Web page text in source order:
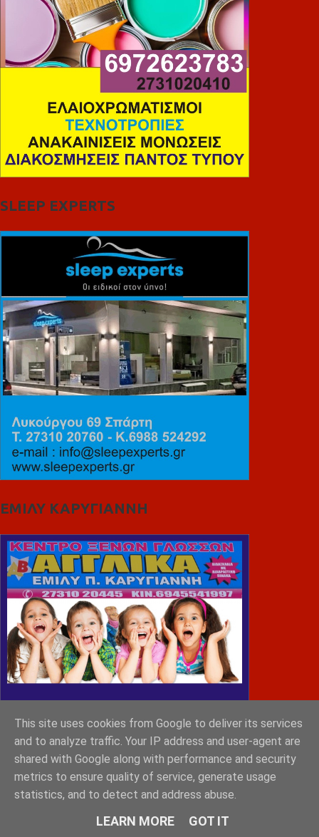
SLEEP EXPERTS
ΕΜΙΛΥ ΚΑΡΥΓΙΑΝΝΗ
This site uses cookies from Google to deliver its services
and to analyze traffic. Your IP address and user-agent are
shared with Google along with performance and security
metrics to ensure quality of service, generate usage
statistics, and to detect and address abuse.
LEARN MORE GOT IT